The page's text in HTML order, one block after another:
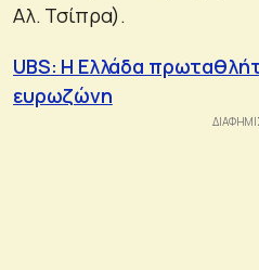
Αλ. Τσίπρα).
UBS: Η Ελλάδα
ευρωζώνη